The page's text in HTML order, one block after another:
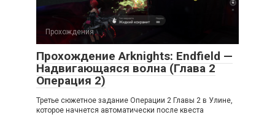
Прохождения
Прохождение Arknights: Endfield —
Надвигающаяся волна (Глава 2
Операция 2)
Третье сюжетное задание Операции 2 Главы 2 в Улине,
которое начнется автоматически после квеста